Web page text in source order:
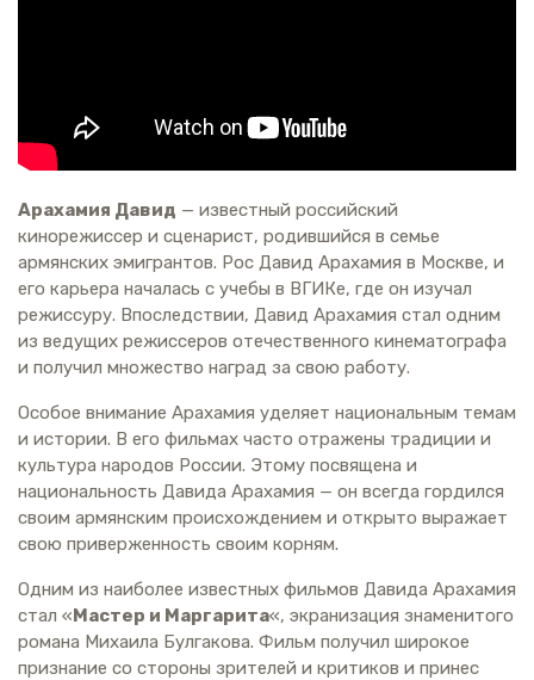
Арахамия Давид — известный российский
кинорежиссер и сценарист, родившийся в семье
армянских эмигрантов. Рос Давид Арахамия в Москве, и
его карьера началась с учебы в ВГИКе, где он изучал
режиссуру. Впоследствии, Давид Арахамия стал одним
из ведущих режиссеров отечественного кинематографа
и получил множество наград за свою работу.
Особое внимание Арахамия уделяет национальным темам
и истории. В его фильмах часто отражены традиции и
культура народов России. Этому посвящена и
национальность Давида Арахамия — он всегда гордился
своим армянским происхождением и открыто выражает
свою приверженность своим корням.
Одним из наиболее известных фильмов Давида Арахамия
стал «Мастер и Маргарита«, экранизация знаменитого
романа Михаила Булгакова. Фильм получил широкое
признание со стороны зрителей и критиков и принес